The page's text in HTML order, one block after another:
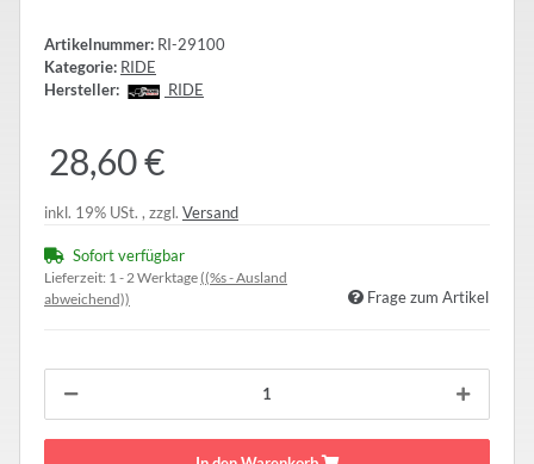
Artikelnummer: RI-29100
Kategorie: RIDE
Hersteller:
RIDE
28,60 €
inkl. 19% USt. , zzgl. Versand
Sofort verfügbar
Lieferzeit: 1 - 2 Werktage((%s - Ausland
abweichend))
Frage zum Artikel